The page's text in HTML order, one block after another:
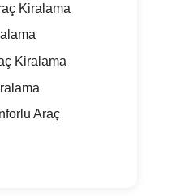
Kiralama
Kiralama
Araç